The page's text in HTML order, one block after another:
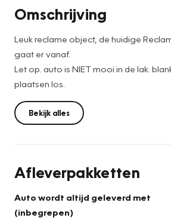
Omschrijving
Leuk reclame object, de huidige
gaat er vanaf.
Let op. auto is NIET mooi in de lak.
plaatsen los.
Bekijk alles
Afleverpakketten
Auto wordt altijd geleverd met
(inbegrepen)